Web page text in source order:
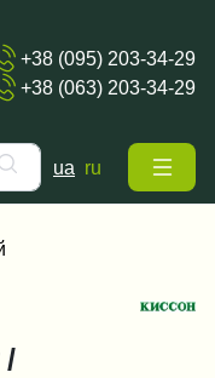
+38 (095) 203-34-29
+38 (063) 203-34-29
ua ru
/